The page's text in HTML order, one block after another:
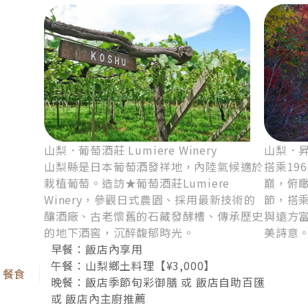
山梨．葡萄酒莊 Lumiere Winery
山梨縣是日本葡萄酒發祥地，內陸氣候適於
栽植葡萄。造訪★葡萄酒莊Lumiere
Winery，參觀日式農園、採用最新技術的
釀酒廠、古老懷舊的石藏發酵槽、傳承歷史
的地下酒窖，沉醉馥郁時光。
山梨．
搭乘
巔，俯
節，搭
與遠方
美詩意
早餐：飯店內享用
午餐：山梨鄉土料理【¥3,000】
晚餐：飯店季節旬彩御膳 或 飯店自助百匯
或 飯店內主廚推薦